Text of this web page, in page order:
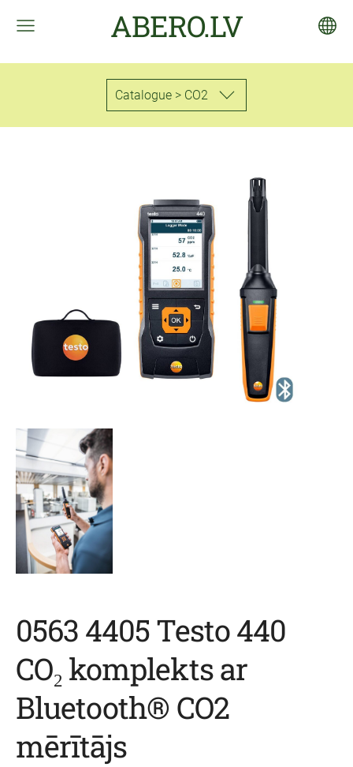
ABERO.LV
Catalogue > CO2
0563 4405 Testo 440
CO₂ komplekts ar
Bluetooth® CO2
mērītājs